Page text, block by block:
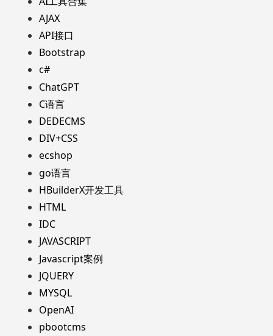
AJAX
API接口
Bootstrap
c#
ChatGPT
C语言
DEDECMS
DIV+CSS
ecshop
go语言
HBuilderX开发工具
HTML
IDC
JAVASCRIPT
Javascript案例
JQUERY
MYSQL
OpenAI
pbootcms